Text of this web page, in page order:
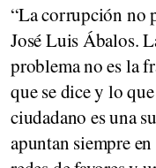
“La corrupción no
José Luis Ábalos.
problema no es la
que se dice y lo
ciudadano es una
apuntan siempre